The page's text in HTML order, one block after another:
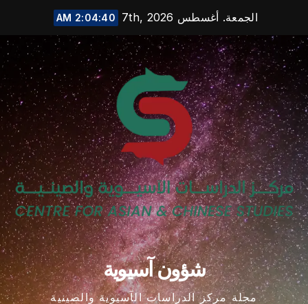
content
الجمعة. أغسطس 7th, 2026 2:04:41 AM
شؤون آسيوية
مجلة مركز الدراسات الآسيوية والصينية